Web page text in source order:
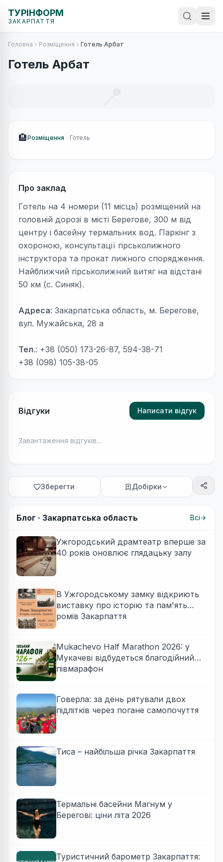
ТУРІНФОРМ
ЗАКАРПАТТЯ
Головна Розміщення Готель Арбат
Готель Арбат
🏨Розміщення Готель
Про заклад
Готель на 4 номери (11 місць) розміщений на
головній дорозі в місті Берегове, 300 м від
центру і басейну термальних вод. Паркінг з
охороною, консультації гірськолижного
інструктора та прокат лижного спорядження.
Найближчий гірськолижний витяг на відстані
50 км (с. Синяк).
Адреса: Закарпатська область, м. Берегове,
вул. Мужайська, 28 а
Тел.: +38 (050) 173-26-87, 594-38-71
+38 (098) 105-38-05
Відгуки Написати відгук
Завантаження відгуків...
Зберегти Добірки
Блог · Закарпатська область Всі
Ужгородський драмтеатр вперше за
40 років оновлює глядацьку залу
В Ужгородському замку відкриють
виставку про історію та пам'ять
ромів Закарпаття
Mukachevo Half Marathon 2026: у
Мукачеві відбудеться благодійний
півмарафон
Говерла: за день рятували двох
підлітків через погане самопочуття
Тиса – найбільша річка Закарпаття
Термальні басейни Магнум у
Берегові: ціни літа 2026
Туристичний барометр Закарпаття: